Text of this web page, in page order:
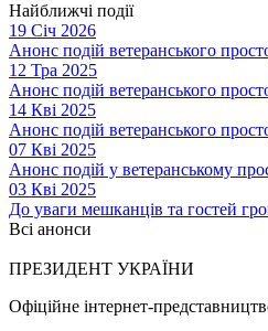
Найближчі події
19 Січ 2026
Анонс подій ветеранського
12 Тра 2025
Анонс подій ветеранського
14 Кві 2025
Анонс подій ветеранського
07 Кві 2025
Анонс подій у ветеранському
03 Кві 2025
До уваги мешканців та гостей
Всі анонси
ПРЕЗИДЕНТ УКРАЇНИ
Офіційне інтернет-